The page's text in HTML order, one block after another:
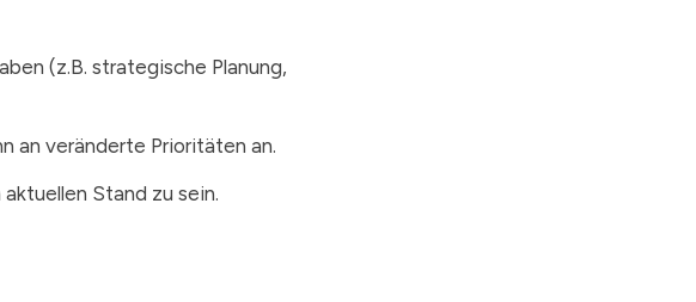
(z.B. strategische Planung,
an veränderte Prioritäten an.
Stand zu sein.